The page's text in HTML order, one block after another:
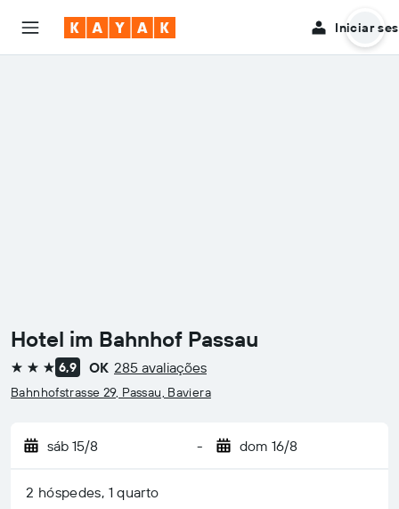
Iniciar
Hotel im Bahnhof Passau
3 estrelas6,9 OK 285 avaliações
Bahnhofstrasse 29, Passau, Baviera
sáb 15/8 - dom 16/8
2 hóspedes, 1 quarto